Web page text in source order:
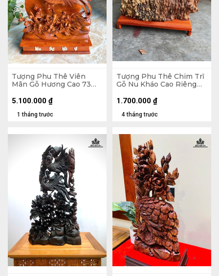
Tượng Phu Thê Viên
Mãn Gỗ Hương Cao 73
1 tháng trước
5.100.000 ₫
Tượng Phu Thê Chim Trĩ
Gỗ Nu Kháo Cao Riêng
8 (cm)
4 tháng trước
1.700.000 ₫